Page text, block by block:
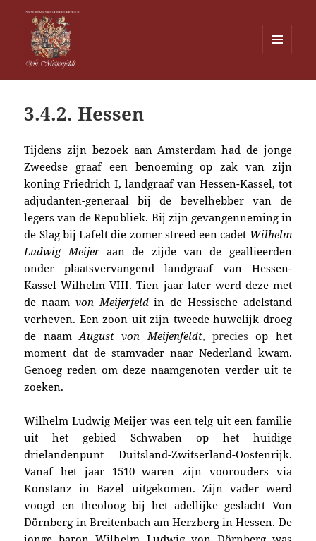
WIDGETS
3.4.2. Hessen
Tijdens zijn bezoek aan Amsterdam had de jonge
Zweedse graaf een benoeming op zak van zijn
koning Friedrich I, landgraaf van Hessen-Kassel, tot
adjudanten-generaal bij de bevelhebber van de
legers van de Republiek. Bij zijn gevangenneming in
de Slag bij Lafelt die zomer streed eencadet Wilhelm
Ludwig Meijeraan de zijde van de geallieerden
onder plaatsvervangend landgraaf van Hessen-
Kassel Wilhelm VIII. Tien jaar later werd deze met
de naam von Meijerfeldin de Hessische adelstand
verheven. Een zoon uit zijn tweede huwelijk droeg
de naamAugust von Meijenfeldt, preciesop het
moment dat de stamvader naar Nederland kwam.
Genoeg reden om deze naamgenoten verder uit te
zoeken.
Wilhelm Ludwig Meijer was een telg uit een familie
uit het gebied Schwaben op het huidige
drielandenpunt Duitsland-Zwitserland-Oostenrijk.
Vanaf het jaar 1510 waren zijn voorouders via
Konstanz in Bazel uitgekomen. Zijn vader werd
voogd en theoloog bij het adellijke geslacht Von
Dörnberg in Breitenbach am Herzberg in Hessen. De